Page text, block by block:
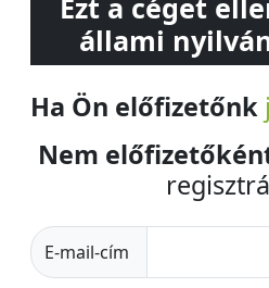
Ezt a céget
állami
Ha Ön előfizetőnk
Nem
E-mail-cím